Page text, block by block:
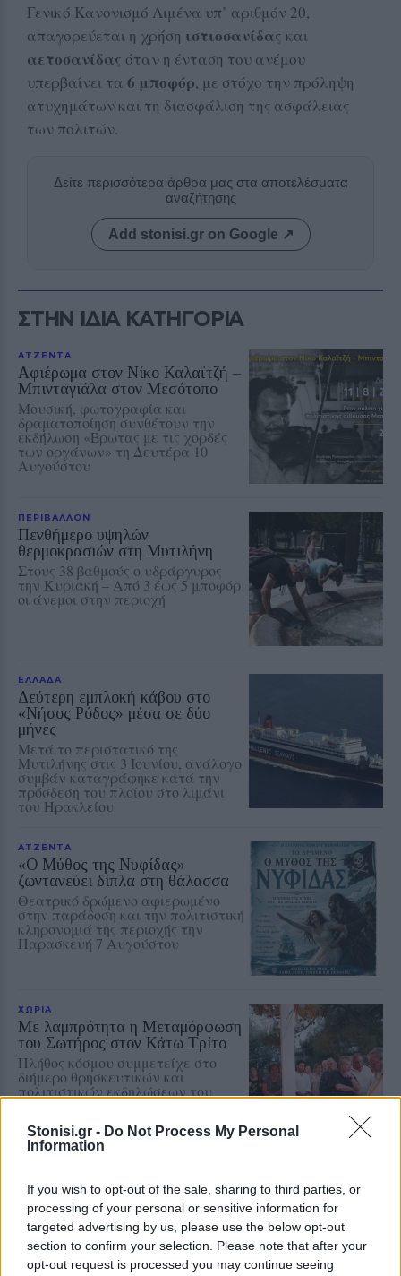
Stonisi.gr - Do Not Process My Personal
Information
If you wish to opt-out of the sale, sharing to third parties, or
processing of your personal or sensitive information for
targeted advertising by us, please use the below opt-out
section to confirm your selection. Please note that after your
opt-out request is processed you may continue seeing
Γενικό Κανονισμό Λιμένα υπ’ αριθμόν 20,
απαγορεύεται η χρήση ιστιοσανίδας και
αετοσανίδας όταν η ένταση του ανέμου
υπερβαίνει τα 6 μποφόρ, με στόχο την πρόληψη
ατυχημάτων και τη διασφάλιση της ασφάλειας
των πολιτών.
Δείτε περισσότερα άρθρα μας στα αποτελέσματα
αναζήτησης
Add stonisi.gr on Google ↗
ΣΤΗΝ ΙΔΙΑ ΚΑΤΗΓΟΡΙΑ
ΑΤΖΕΝΤΑ
Αφιέρωμα στον Νίκο Καλαϊτζή –
Μπινταγιάλα στον Μεσότοπο
Μουσική, φωτογραφία και
δραματοποίηση συνθέτουν την
εκδήλωση «Έρωτας με τις χορδές
των οργάνων» τη Δευτέρα 10
Αυγούστου
ΠΕΡΙΒΑΛΛΟΝ
Πενθήμερο υψηλών
θερμοκρασιών στη Μυτιλήνη
Στους 38 βαθμούς ο υδράργυρος
την Κυριακή – Από 3 έως 5 μποφόρ
οι άνεμοι στην περιοχή
ΕΛΛΑΔΑ
Δεύτερη εμπλοκή κάβου στο
«Νήσος Ρόδος» μέσα σε δύο
μήνες
Μετά το περιστατικό της
Μυτιλήνης στις 3 Ιουνίου, ανάλογο
συμβάν καταγράφηκε κατά την
πρόσδεση του πλοίου στο λιμάνι
του Ηρακλείου
ΑΤΖΕΝΤΑ
«Ο Μύθος της Νυφίδας»
ζωντανεύει δίπλα στη θάλασσα
Θεατρικό δρώμενο αφιερωμένο
στην παράδοση και την πολιτιστική
κληρονομιά της περιοχής την
Παρασκευή 7 Αυγούστου
ΧΩΡΙΑ
Με λαμπρότητα η Μεταμόρφωση
του Σωτήρος στον Κάτω Τρίτο
Πλήθος κόσμου συμμετείχε στο
διήμερο θρησκευτικών και
πολιτιστικών εκδηλώσεων του
Συλλόγου Πελοποννησίων Λέσβου
Κάλεσμα της Νέας Αριστεράς
στη συγκέντρωση για την
Παλαιστίνη
Η κινητοποίηση θα
πραγματοποιηθεί την Κυριακή στις
7.30 το απόγευμα μπροστά από το